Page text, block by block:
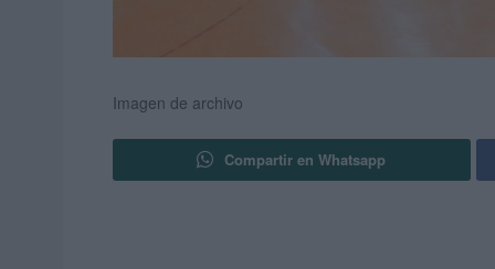
Imagen de archivo
Compartir en Whatsapp